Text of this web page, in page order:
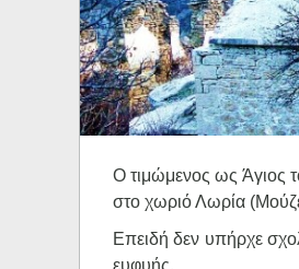
Ο τιμώμενος ως Άγιος
στο χωριό Λωρία
Επειδή δεν υπήρχε